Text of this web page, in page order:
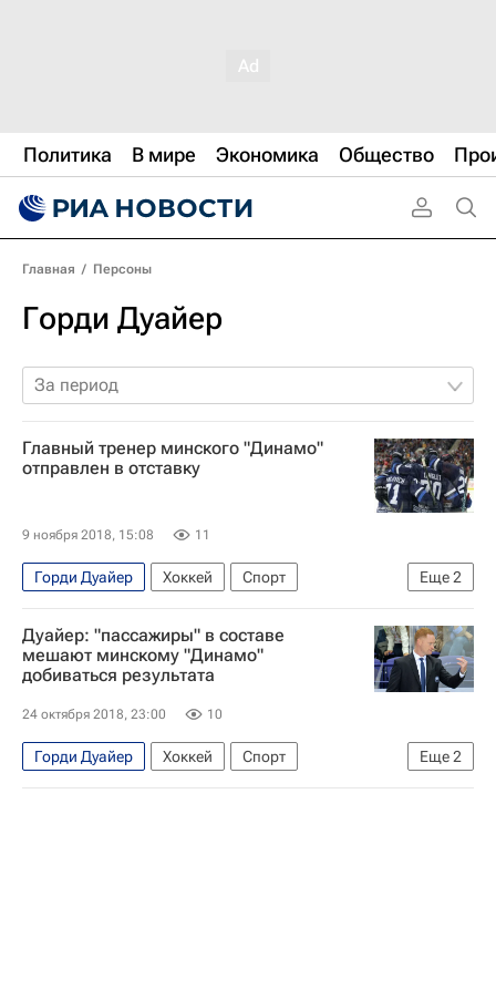
Политика В мире Экономика Общество
Главная / Персоны
Горди Дуайер
За период
Главный тренер минского "Динамо"
отправлен в отставку
9 ноября 2018, 15:08 11
Еще2
Горди Дуайер Хоккей
Спорт
КХЛ 2025-2026
Динамо (Минск)
Дуайер: "пассажиры" в составе
мешают минскому "Динамо"
добиваться результата
24 октября 2018, 23:00 10
Еще2
Горди Дуайер Хоккей
Спорт
КХЛ 2025-2026
Динамо (Минск)